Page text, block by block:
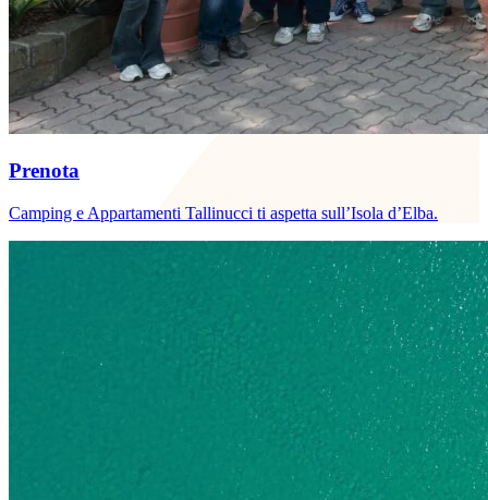
Prenota
Camping e Appartamenti Tallinucci ti aspetta sull’Isola d’Elba.